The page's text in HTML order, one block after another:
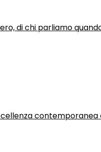
di chi parliamo